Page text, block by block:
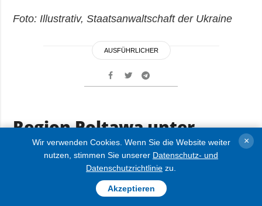
Foto: Illustrativ, Staatsanwaltschaft der Ukraine
AUSFÜHRLICHER
Region Poltawa unter
feindlichem Angriff: Zwei
Tote, 14 Verletzte
21.06.2026 09:32
Wir verwenden Cookies. Wenn Sie die Website weiter
nutzen, stimmen Sie unserer Datenschutz- und
Datenschutzrichtlinie zu.
Akzeptieren
×